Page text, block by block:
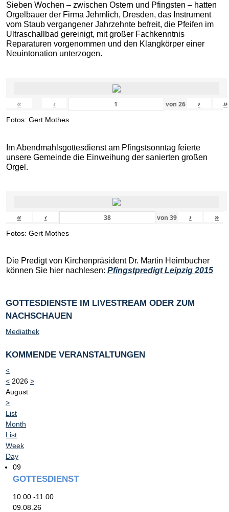
Sieben Wochen – zwischen Ostern und Pfingsten – hatten
Orgelbauer der Firma Jehmlich, Dresden, das Instrument
vom Staub vergangener Jahrzehnte befreit, die Pfeifen im
Ultraschallbad gereinigt, mit großer Fachkenntnis
Reparaturen vorgenommen und den Klangkörper einer
Neuintonation unterzogen.
« ‹ von 26 › »
Fotos: Gert Mothes
Im Abendmahlsgottesdienst am Pfingstsonntag feierte
unsere Gemeinde die Einweihung der sanierten großen
Orgel.
« ‹ von 39 › »
Fotos: Gert Mothes
Die Predigt von Kirchenpräsident Dr. Martin Heimbucher
können Sie hier nachlesen: Pfingstpredigt Leipzig 2015
GOTTESDIENSTE IM LIVESTREAM ODER ZUM
NACHSCHAUEN
Mediathek
KOMMENDE VERANSTALTUNGEN
<
< 2026 >
August
>
List
Month
List
Week
Day
09
GOTTESDIENST
10.00 -11.00
09.08.26